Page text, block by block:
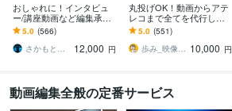
おしゃれに！インタビュ
ー/講座動画など編集承り
ます PR動画/YouTube等も
おしゃれに編集させて頂
きます！
5.0 (566)
さかもと＠動画クリエイター
12,000 円
丸投げOK！動画からアテ
レコまで全てを代行しま
す 日経トレンディ掲載さ
れました！某保険会社・
音楽制作会社実績有
5.0 (551)
歩み_映像クリエイター 10,000 円
動画編集全般の定番サービス